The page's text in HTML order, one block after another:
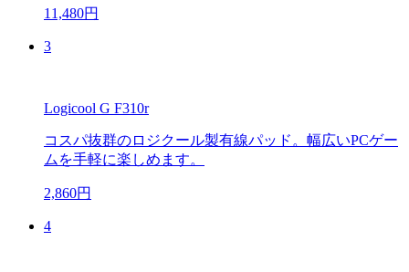
11,480円
3
Logicool G F310r
コスパ抜群のロジクール製有線パッド。幅広いPCゲー
ムを手軽に楽しめます。
2,860円
4